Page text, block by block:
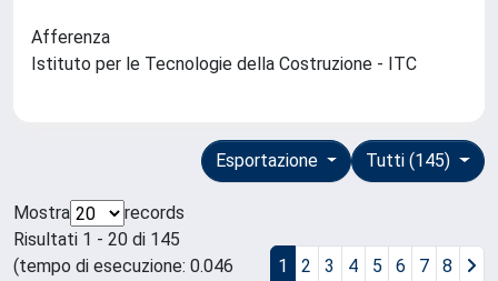
Afferenza
Istituto per le Tecnologie della Costruzione - ITC
Tutti (145)
Esportazione
Mostra
records
Risultati 1 - 20 di 145
(tempo di esecuzione: 0.046
1 2 3 4 5 6 7 8